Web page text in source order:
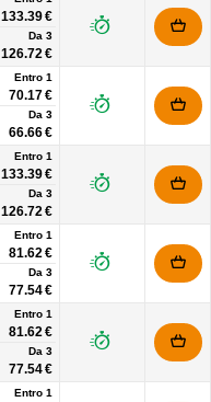
133.39 €
Da 3
126.72 €
Entro 1
70.17 €
Da 3
66.66 €
Entro 1
133.39 €
Da 3
126.72 €
Entro 1
81.62 €
Da 3
77.54 €
Entro 1
81.62 €
Da 3
77.54 €
Entro 1